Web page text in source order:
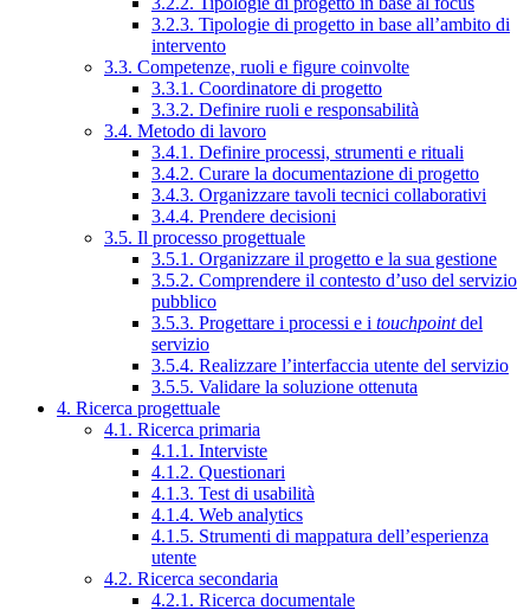
3.2.3. Tipologie di progetto in base all’ambito di
intervento
3.3. Competenze, ruoli e figure coinvolte
3.3.1. Coordinatore di progetto
3.3.2. Definire ruoli e responsabilità
3.4. Metodo di lavoro
3.4.1. Definire processi, strumenti e rituali
3.4.2. Curare la documentazione di progetto
3.4.3. Organizzare tavoli tecnici collaborativi
3.4.4. Prendere decisioni
3.5. Il processo progettuale
3.5.1. Organizzare il progetto e la sua gestione
3.5.2. Comprendere il contesto d’uso del servizio
pubblico
3.5.3. Progettare i processi e i touchpointdel
servizio
3.5.4. Realizzare l’interfaccia utente del servizio
3.5.5. Validare la soluzione ottenuta
4. Ricerca progettuale
4.1. Ricerca primaria
4.1.1. Interviste
4.1.2. Questionari
4.1.3. Test di usabilità
4.1.4. Web analytics
4.1.5. Strumenti di mappatura dell’esperienza
utente
4.2. Ricerca secondaria
4.2.1. Ricerca documentale